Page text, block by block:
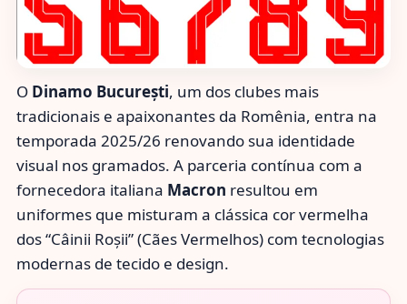
O Dinamo București, um dos clubes mais
tradicionais e apaixonantes da Romênia, entra na
temporada 2025/26 renovando sua identidade
visual nos gramados. A parceria contínua com a
fornecedora italiana Macron resultou em
uniformes que misturam a clássica cor vermelha
dos “Câinii Roșii” (Cães Vermelhos) com tecnologias
modernas de tecido e design.